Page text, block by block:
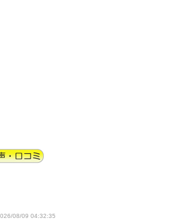
08/09 04:32:35